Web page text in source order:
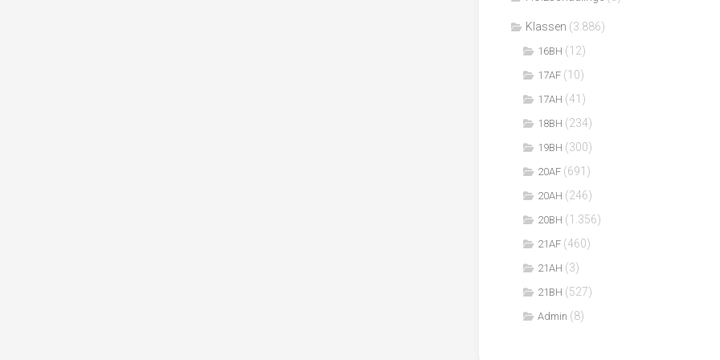
Klassen (3.886)
16BH (12)
17AF (10)
17AH (41)
18BH (234)
19BH (300)
20AF (691)
20AH (246)
20BH (1.356)
21AF (460)
21AH (3)
21BH (527)
Admin (8)